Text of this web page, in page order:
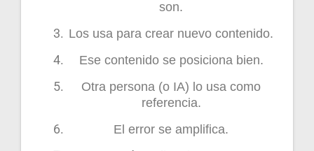
son.
Los usa para crear nuevo contenido.
Ese contenido se posiciona bien.
Otra persona (o IA) lo usa como
referencia.
El error se amplifica.